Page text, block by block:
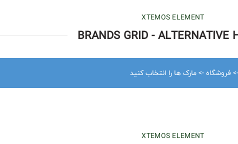
XTEMOS ELEMENT
BRANDS GRID - ALTERNATIVE
فروشگاه -> مارک ها را انتخاب کنید
XTEMOS ELEMENT